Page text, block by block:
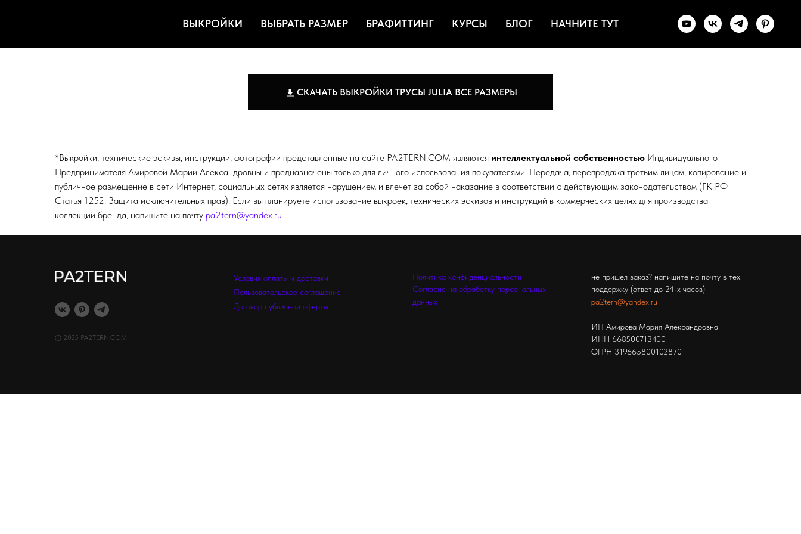
ВЫКРОЙКИ ВЫБРАТЬ РАЗМЕР БРАФИТТИНГ КУРСЫ БЛОГ НАЧНИТЕ ТУТ
СКАЧАТЬ ВЫКРОЙКИ ТРУСЫ JULIA ВСЕ РАЗМЕРЫ
*Выкройки, технические эскизы, инструкции, фотографии представленные на сайте PA2TERN.COM являются интеллектуальной собственностью Индивидуального
Предпринимателя Амировой Марии Александровны и предназначены только для личного использования покупателями. Передача, перепродажа третьим лицам, копирование и
публичное размещение в сети Интернет, социальных сетях является нарушением и влечет за собой наказание в соответствии с действующим законодательством (ГК РФ
Статья 1252. Защита исключительных прав). Если вы планируете использование выкроек, технических эскизов и инструкций в коммерческих целях для производства
коллекций бренда, напишите на почту pa2tern@yandex.ru
© 2025 PA2TERN.COM
Условия оплаты и доставки
Пользовательское соглашение
Договор публичной оферты
Политика конфиденциальности
Согласие на обработку персональных
данных
не пришел заказ? напишите на почту в тех.
поддержку (ответ до 24-х часов)
pa2tern@yandex.ru
ИП Амирова Мария Александровна
ИНН 668500713400
ОГРН 319665800102870